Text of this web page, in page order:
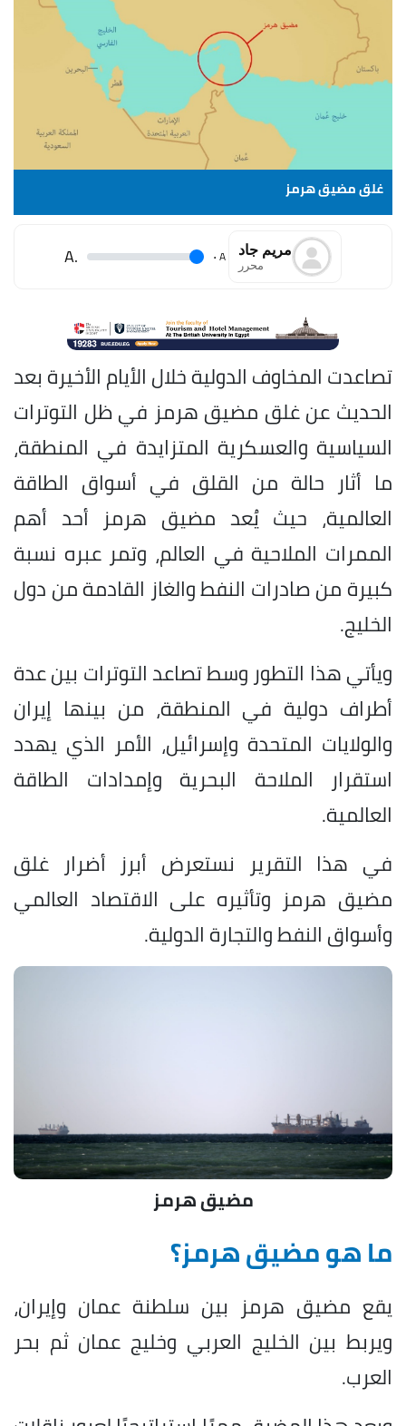
غلق مضيق هرمز
مريم جاد
محرر A
.
.A
تصاعدت المخاوف الدولية خلال الأيام الأخيرة بعد
الحديث عن غلق مضيق هرمز في ظل التوترات
السياسية والعسكرية المتزايدة في المنطقة،
ما أثار حالة من القلق في أسواق الطاقة
العالمية، حيث يُعد مضيق هرمز أحد أهم
الممرات الملاحية في العالم، وتمر عبره نسبة
كبيرة من صادرات النفط والغاز القادمة من دول
الخليج.
ويأتي هذا التطور وسط تصاعد التوترات بين عدة
أطراف دولية في المنطقة، من بينها إيران
والولايات المتحدة وإسرائيل، الأمر الذي يهدد
استقرار الملاحة البحرية وإمدادات الطاقة
العالمية.
في هذا التقرير نستعرض أبرز أضرار غلق
مضيق هرمز وتأثيره على الاقتصاد العالمي
وأسواق النفط والتجارة الدولية.
مضيق هرمز
ما هو مضيق هرمز؟
يقع مضيق هرمز بين سلطنة عمان وإيران،
ويربط بين الخليج العربي وخليج عمان ثم بحر
العرب.